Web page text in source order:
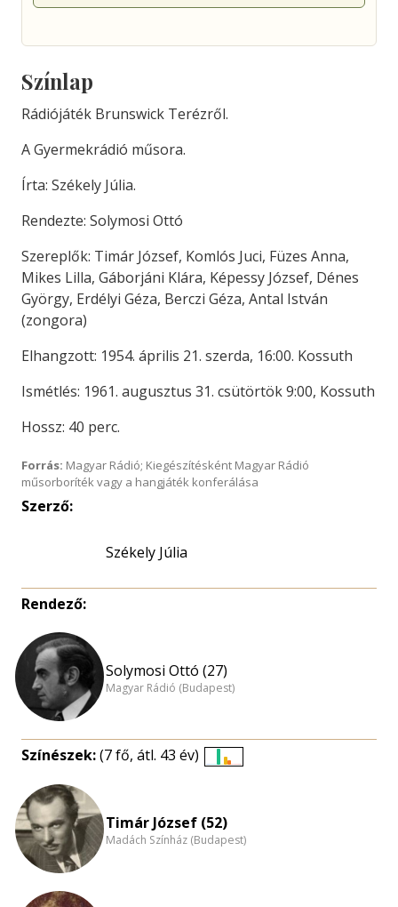
Színlap
Rádiójáték Brunswick Terézről.
A Gyermekrádió műsora.
Írta: Székely Júlia.
Rendezte: Solymosi Ottó
Szereplők: Timár József, Komlós Juci, Füzes Anna,
Mikes Lilla, Gáborjáni Klára, Képessy József, Dénes
György, Erdélyi Géza, Berczi Géza, Antal István
(zongora)
Elhangzott: 1954. április 21. szerda, 16:00. Kossuth
Ismétlés: 1961. augusztus 31. csütörtök 9:00, Kossuth
Hossz: 40 perc.
Forrás: Magyar Rádió; Kiegészítésként Magyar Rádió
műsorboríték vagy a hangjáték konferálása
Szerző:
Székely Júlia
Rendező:
Solymosi Ottó (27)
Magyar Rádió (Budapest)
Színészek:(7 fő, átl. 43 év)
nagyítása
Timár József (52)
Madách Színház (Budapest)